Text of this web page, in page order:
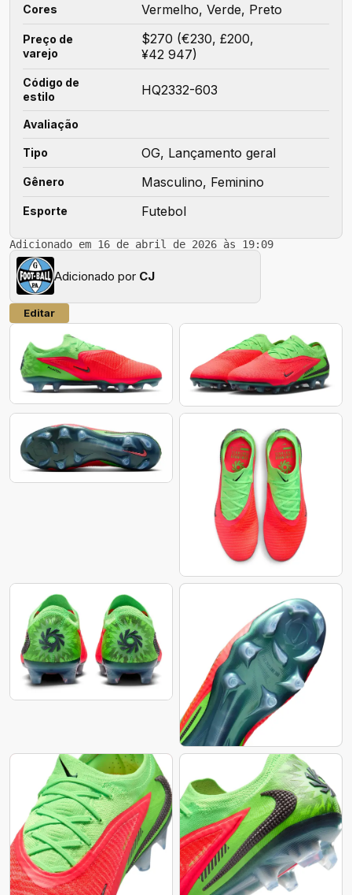
Cores Vermelho, Verde, Preto
Preço de
varejo
$270 (€230, £200,
¥42 947)
Código de
estilo
HQ2332-603
Avaliação
Tipo OG, Lançamento geral
Gênero Masculino, Feminino
Esporte Futebol
Adicionado em 16 de abril de 2026 às 19:09
Adicionado por CJ
Editar